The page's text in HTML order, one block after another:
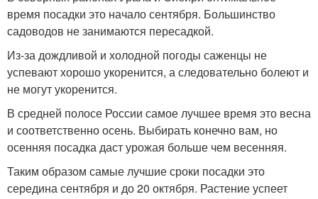
время посадки это начало сентября. Большинство
садоводов не занимаются пересадкой.
Из-за дождливой и холодной погоды саженцы не
успевают хорошо укоренится, а следовательно болеют и
не могут укоренится.
В средней полосе России самое лучшее время это весна
и соответственно осень. Выбирать конечно вам, но
осенняя посадка даст урожая больше чем весенняя.
Таким образом самые лучшие сроки посадки это
середина сентября и до 20 октября. Растение успеет